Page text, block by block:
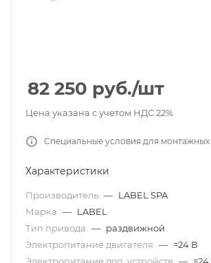
82 250 руб./шт
Цена указана с учетом НДС 22%
Специальные условия для монтажных
Характеристики
Производитель — LABEL SPA
Марка — LABEL
Тип привода — раздвижной
Электропитание двигателя — =24 В